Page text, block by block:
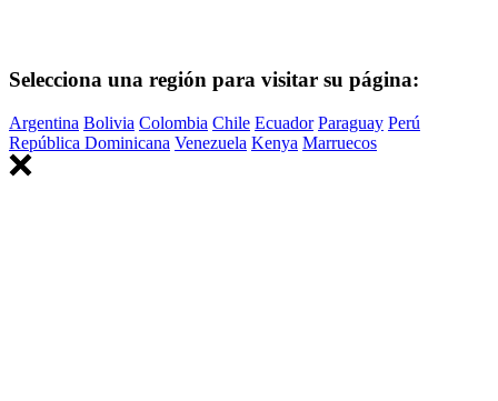
Selecciona una región para visitar su página:
Argentina Bolivia Colombia Chile Ecuador Paraguay Perú
República Dominicana Venezuela Kenya Marruecos